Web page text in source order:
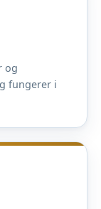
og
fungerer i